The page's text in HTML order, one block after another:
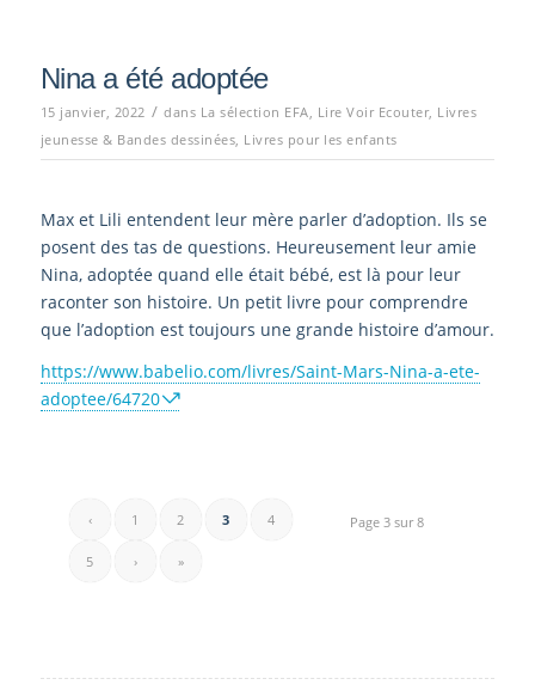
Nina a été adoptée
15 janvier, 2022 / dans La sélection EFA Lire Voir Ecouter, Livres
jeunesse & Bandes dessinées Livres pour les enfants
Max et Lili entendent leur mère parler d’adoption. Ils se
posent des tas de questions. Heureusement leur amie
Nina, adoptée quand elle était bébé, est là pour leur
raconter son histoire. Un petit livre pour comprendre
que l’adoption est toujours une grande histoire d’amour.
https://www.babelio.com/livres/Saint-Mars-Nina-a-ete-
adoptee/64720
Page 3 sur 8
‹ 1 2 3 4
5 › »